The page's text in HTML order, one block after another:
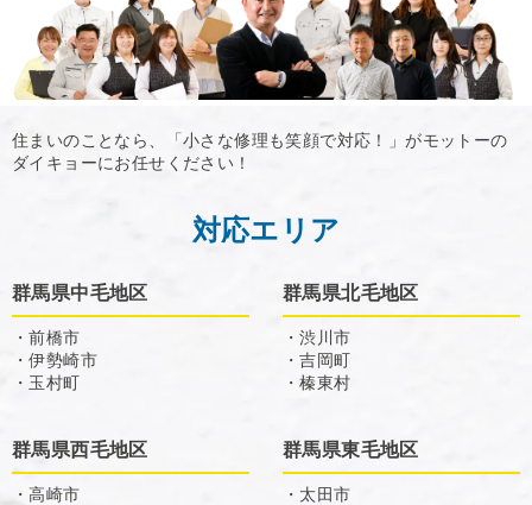
住まいのことなら、「小さな修理も笑顔で対応！」がモットーの
ダイキョーにお任せください！
対応エリア
群馬県中毛地区
・前橋市
・伊勢崎市
・玉村町
群馬県北毛地区
・渋川市
・吉岡町
・榛東村
群馬県西毛地区
・高崎市
群馬県東毛地区
・太田市